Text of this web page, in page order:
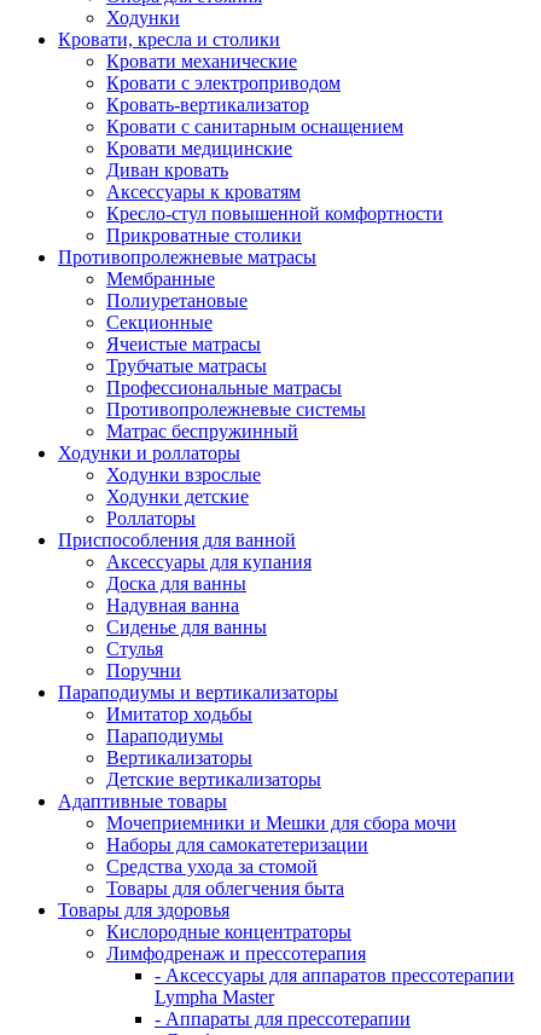
Ходунки
Кровати, кресла и столики
Кровати механические
Кровати с электроприводом
Кровать-вертикализатор
Кровати с санитарным оснащением
Кровати медицинские
Диван кровать
Аксессуары к кроватям
Кресло-стул повышенной комфортности
Прикроватные столики
Противопролежневые матрасы
Мембранные
Полиуретановые
Секционные
Ячеистые матрасы
Трубчатые матрасы
Профессиональные матрасы
Противопролежневые системы
Матрас беспружинный
Ходунки и роллаторы
Ходунки взрослые
Ходунки детские
Роллаторы
Приспособления для ванной
Аксессуары для купания
Доска для ванны
Надувная ванна
Сиденье для ванны
Стулья
Поручни
Параподиумы и вертикализаторы
Имитатор ходьбы
Параподиумы
Вертикализаторы
Детские вертикализаторы
Адаптивные товары
Мочеприемники и Мешки для сбора мочи
Наборы для самокатетеризации
Средства ухода за стомой
Товары для облегчения быта
Товары для здоровья
Кислородные концентраторы
Лимфодренаж и прессотерапия
- Аксессуары для аппаратов прессотерапии
Lympha Master
- Аппараты для прессотерапии